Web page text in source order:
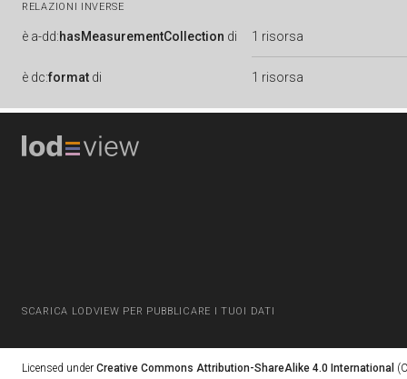
RELAZIONI INVERSE
è a-dd:hasMeasurementCollection di 1 risorsa
è dc:format di 1 risorsa
SCARICA LODVIEW PER PUBBLICARE I TUOI DATI
Licensed under Creative Commons Attribution-ShareAlike 4.0 International